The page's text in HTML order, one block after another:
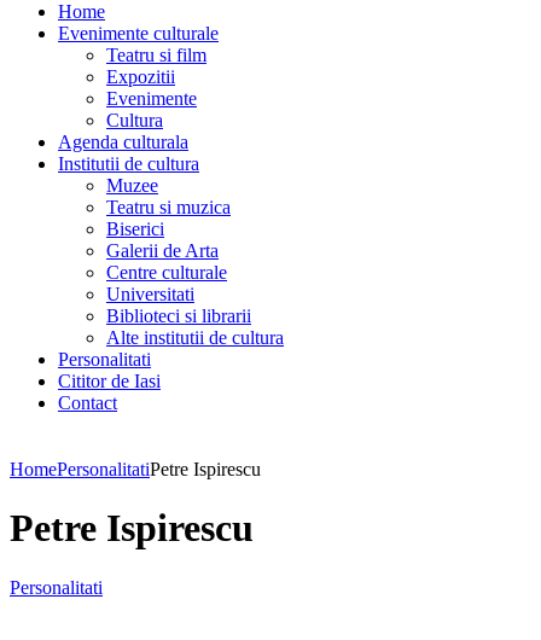
Home
Evenimente culturale
Teatru si film
Expozitii
Evenimente
Cultura
Agenda culturala
Institutii de cultura
Muzee
Teatru si muzica
Biserici
Galerii de Arta
Centre culturale
Universitati
Biblioteci si librarii
Alte institutii de cultura
Personalitati
Cititor de Iasi
Contact
HomePersonalitatiPetre Ispirescu
Petre Ispirescu
Personalitati